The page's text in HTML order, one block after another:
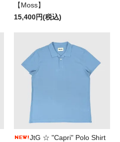
【Moss】
15,400円(税込)
JtG ☆ "Capri" Polo Shirt